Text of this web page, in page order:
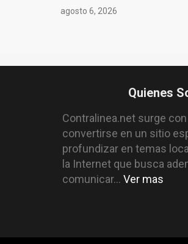
agosto 6, 2026
Quienes
Contralinea.net surge
convertirse en un sitio
profundizar en temas
la Internet que busca
comunicar... Ver mas